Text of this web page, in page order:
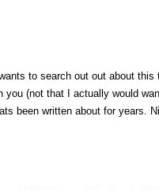
to search out out about this
you (not that I actually would
been written about for years.